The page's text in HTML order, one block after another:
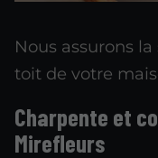
Nous assurons
toit de votre
Charpente et
Mirefleurs